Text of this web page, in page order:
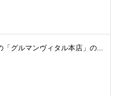
グルマンヴィタル本店」の...